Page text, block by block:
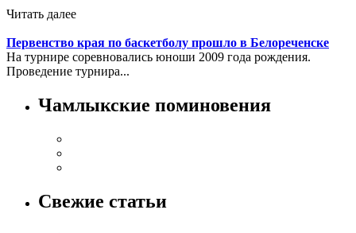
Читать далее
Первенство края по баскетболу прошло в Белореченске
На турнире соревновались юноши 2009 года рождения.
Проведение турнира...
Чамлыкские поминовения
Свежие статьи